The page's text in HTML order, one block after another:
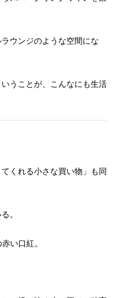
ウンジのような空間にな
うことが、こんなにも生活
くれる小さな買い物」も同
。
い口紅。